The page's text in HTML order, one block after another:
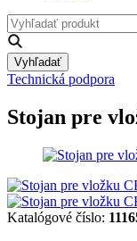
Vyhľadať
Technická podpora
Stojan pre
Katalógové číslo: